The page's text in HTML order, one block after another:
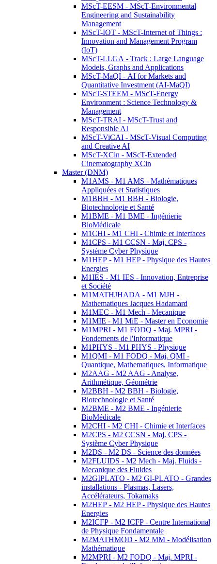
MScT-EESM - MScT-Environmental
Engineering and Sustainability
Management
MScT-IOT - MScT-Internet of Things :
Innovation and Management Program
(IoT)
MScT-LLGA - Track : Large Language
Models, Graphs and Applications
MScT-MaQI - AI for Markets and
Quantitative Investment (AI-MaQI)
MScT-STEEM - MScT-Energy
Environment : Science Technology &
Management
MScT-TRAI - MScT-Trust and
Responsible AI
MScT-ViCAI - MScT-Visual Computing
and Creative AI
MScT-XCin - MScT-Extended
Cinematography XCin
Master (DNM)
M1AMS - M1 AMS - Mathématiques
Appliquées et Statistiques
M1BBH - M1 BBH - Biologie,
Biotechnologie et Santé
M1BME - M1 BME - Ingénierie
BioMédicale
M1CHI - M1 CHI - Chimie et Interfaces
M1CPS - M1 CCSN - Maj. CPS -
Système Cyber Physique
M1HEP - M1 HEP - Physique des Hautes
Energies
M1IES - M1 IES - Innovation, Entreprise
et Société
M1MATHJHADA - M1 MJH -
Mathematiques Jacques Hadamard
M1MEC - M1 Mech - Mecanique
M1MIE - M1 MiE - Master en Economie
M1MPRI - M1 FODQ - Maj. MPRI -
Fondements de l'Informatique
M1PHYS - M1 PHYS - Physique
M1QMI - M1 FODQ - Maj. QMI -
Quantique, Mathematiques, Informatique
M2AAG - M2 AAG - Analyse,
Arithmétique, Géométrie
M2BBH - M2 BBH - Biologie,
Biotechnologie et Santé
M2BME - M2 BME - Ingénierie
BioMédicale
M2CHI - M2 CHI - Chimie et Interfaces
M2CPS - M2 CCSN - Maj. CPS -
Système Cyber Physique
M2DS - M2 DS - Science des données
M2FLUIDS - M2 Mech - Maj. Fluids -
Mecanique des Fluides
M2GIPLATO - M2 GI-PLATO - Grandes
installations - Plasmas, Lasers,
Accélérateurs, Tokamaks
M2HEP - M2 HEP - Physique des Hautes
Energies
M2ICFP - M2 ICFP - Centre International
de Physique Fondamentale
M2MATHMOD - M2 MM - Modélisation
Mathématique
M2MPRI - M2 FODQ - Maj. MPRI -